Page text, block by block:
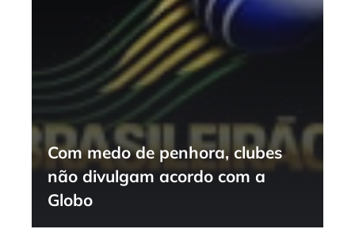
Com medo de penhora, clubes
não divulgam acordo com a
Globo